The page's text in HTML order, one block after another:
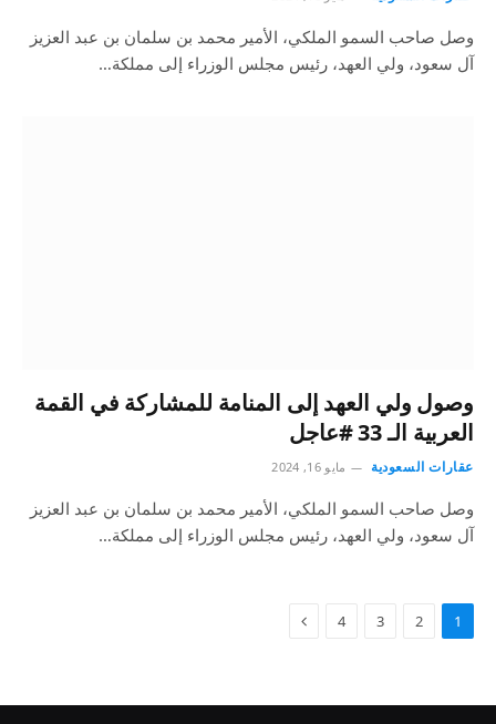
وصل صاحب السمو الملكي، الأمير محمد بن سلمان بن عبد العزيز
آل سعود، ولي العهد، رئيس مجلس الوزراء إلى مملكة…
وصول ولي العهد إلى المنامة للمشاركة في القمة
العربية الـ 33 #عاجل
عقارات السعودية مايو 16, 2024
وصل صاحب السمو الملكي، الأمير محمد بن سلمان بن عبد العزيز
آل سعود، ولي العهد، رئيس مجلس الوزراء إلى مملكة…
1
2
3
4 التالي